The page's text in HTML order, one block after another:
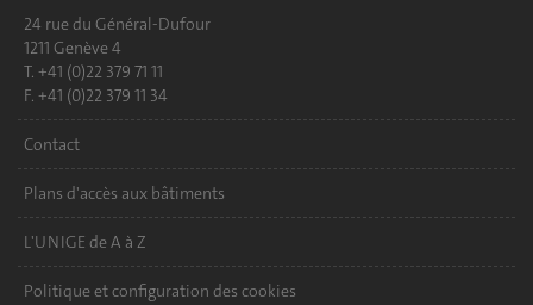
24 rue du Général-Dufour
1211 Genève 4
T. +41 (0)22 379 71 11
F. +41 (0)22 379 11 34
Contact
Plans d'accès aux bâtiments
L'UNIGE de A à Z
Politique et configuration des cookies